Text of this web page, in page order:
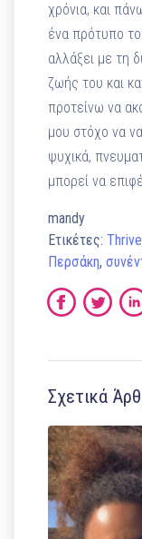
χρόνια, και
ένα πρότυπο
αλλάξει με τη
ζωής του και
προτείνω να
μου στόχο να
ψυχικά,
μπορεί να
mandy
Ετικέτες:Thrive
Περσάκη,
Σχετικά